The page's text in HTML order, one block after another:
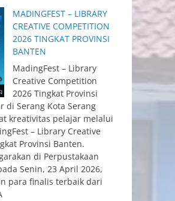
MADINGFEST – LIBRARY
CREATIVE COMPETITION
2026 TINGKAT PROVINSI
BANTEN
MadingFest – Library
Creative Competition
2026 Tingkat Provinsi
di Serang Kota Serang
kreativitas pelajar melalui
– Library Creative
Provinsi Banten.
di Perpustakaan
Senin, 23 April 2026,
para finalis terbaik dari